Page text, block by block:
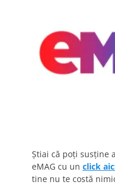
Știai că poți susține
eMAG cu un click
tine nu te costă